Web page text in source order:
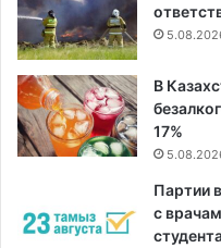
В
17%
Партии
с